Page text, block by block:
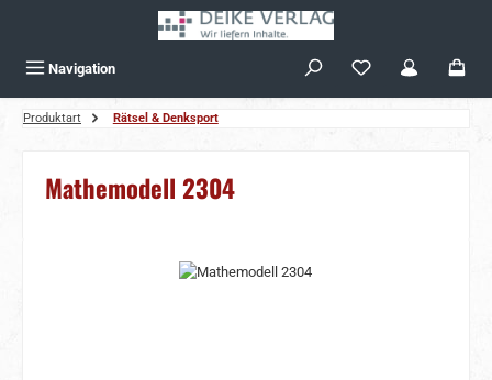
Navigation
Produktart Rätsel & Denksport
Mathemodell 2304
Bildergalerie überspringen